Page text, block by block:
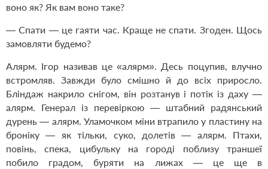
воно як? Як вам воно таке?
— Спати — це гаяти час. Краще не спати. Згоден. Щось
замовляти будемо?
Алярм. Ігор називав це «алярм». Десь поцупив, влучно
встромляв. Завжди було смішно й до всіх приросло.
Бліндаж накрило снігом, він розтанув і потік із даху —
алярм. Генерал із перевіркою — штабний радянський
дурень — алярм. Уламочком міни втрапило у пластину на
броніку — як тільки, суко, долетів — алярм. Птахи,
повінь, спека, цибульку на городі поблизу траншеї
побило градом, буряти на лижах — це ще в